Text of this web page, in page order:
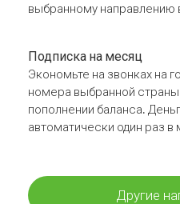
выбранному направлению
Подписка на месяц
Экономьте на звонках на
номера выбранной страны
пополнении баланса.
автоматически один раз в
Другие